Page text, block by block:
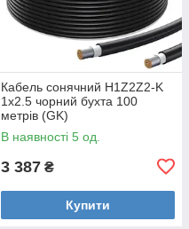
Кабель сонячний H1Z2Z2-K
1х2.5 чорний бухта 100
метрів (GK)
В наявності 5 од.
3 387 ₴
Купити